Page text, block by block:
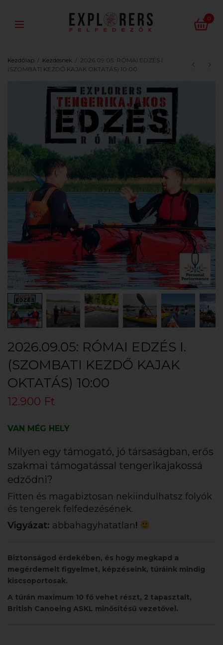
0
Kezdőlap / Kezdésnek / 2026.09.05: RÓMAI EDZÉS I.
(SZOMBATI KEZDŐ KAJAK OKTATÁS) 10:00
2026.09.05: RÓMAI EDZÉS I.
(SZOMBATI KEZDŐ KAJAK
OKTATÁS) 10:00
12.900 Ft
VAN MÉG HELY
Milyen egy támogató, jó társaságban, erős
szakmai támogatással tengerikajakossá
edződni?
Fitten és magabiztosan nekiindulhatsz folyók
és tengerek felfedezésének.
Vigyázat: abbahagyhatatlan!
Biztonságod érdekében, és hogy megkapd a
megérdemelt figyelmet, képzéseink, túráink mindig
kiscsoportosak.
A túrán maximum 10 fő vehet részt, 2 tapasztalt,
British Canoeing ASKL minősítésű vezetővel.